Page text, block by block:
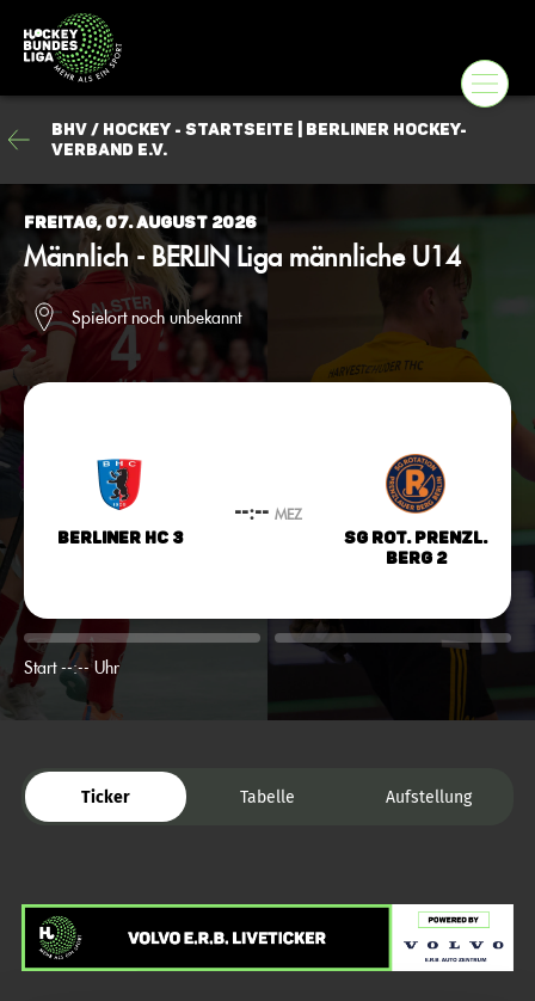
BHV / Hockey - Startseite | Berliner Hockey-
Verband e.V.
Freitag, 07. August 2026
Männlich - BERLIN Liga männliche U14
Spielort noch unbekannt
Berliner HC 3
--:-- MEZ
SG Rot. Prenzl.
Berg 2
Start --:-- Uhr
Ticker Tabelle Aufstellung